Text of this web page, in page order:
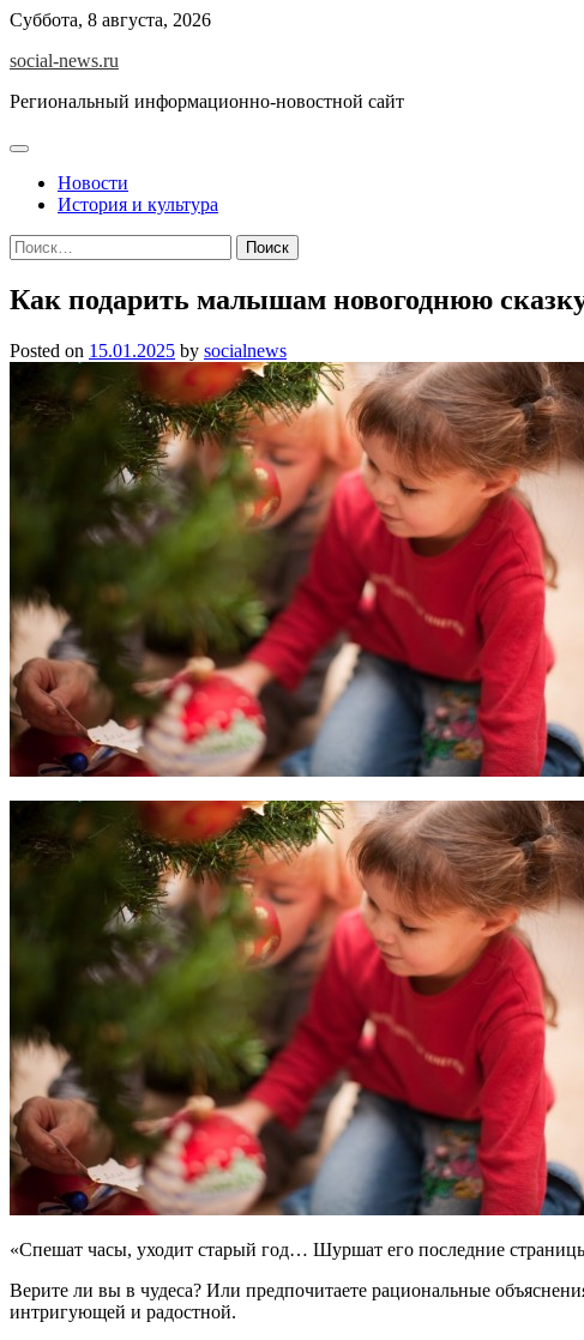
Skip
content
Суббота, 8 августа, 2026
social-news.ru
Региональный информационно-новостной сайт
Новости
История и культура
Найти:
Как подарить малышам новогоднюю
Posted on 15.01.2025 by socialnews
«Спешат часы, уходит старый год… Шуршат его последние
Верите ли вы в чудеса? Или предпочитаете рациональные
интригующей и радостной.